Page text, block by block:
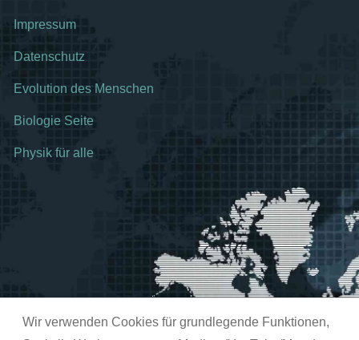
Wir verwenden Cookies für grundlegende Funktionen,
Impressum
Datenschutz
Evolution des Menschen
Biologie Seite
Physik für alle